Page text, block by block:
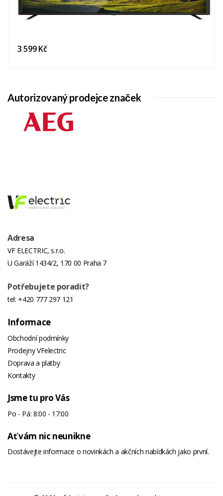
3 599 Kč
Autorizovaný prodejce značek
Adresa
VF ELECTRIC, s.r.o.
U Garáží 1434/2, 170 00 Praha 7
Potřebujete poradit?
tel: +420 777 297 121
Informace
Obchodní podmínky
Prodejny VFelectric
Doprava a platby
Kontakty
Jsme tu pro Vás
Po - Pá: 8:00 - 17:00
Ať vám nic neunikne
Dostávejte informace o novinkách a akčních nabídkách jako první.